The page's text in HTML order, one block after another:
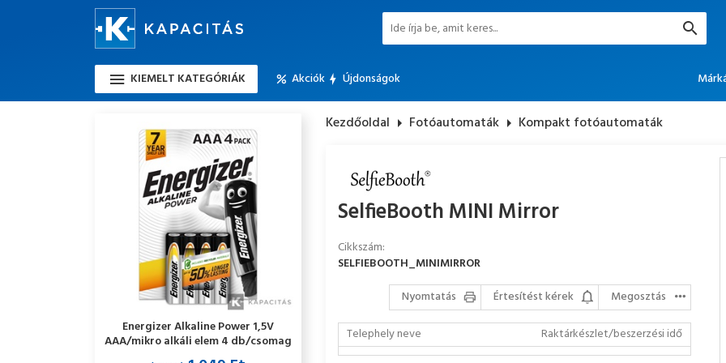
KIEMELT KATEGÓRIÁK Akciók Újdonságok
Energizer Alkaline Power 1,5V
AAA/mikro alkáli elem 4 db/csomag
Kezdőoldal arrow_right Fotóautomaták arrow_right Kompakt fotóautomaták
SelfieBooth MINI Mirror
Cikkszám:
SELFIEBOOTH_MINIMIRROR
Nyomtatás
Értesítést kérek
Megosztás
Telephely neve
Raktárkészlet/beszerzési idő